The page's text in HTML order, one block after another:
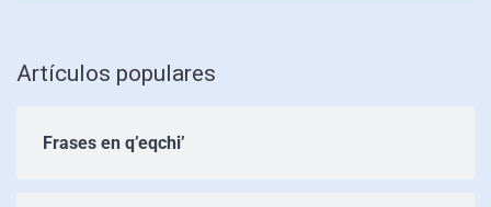
Artículos populares
Frases en q’eqchi’